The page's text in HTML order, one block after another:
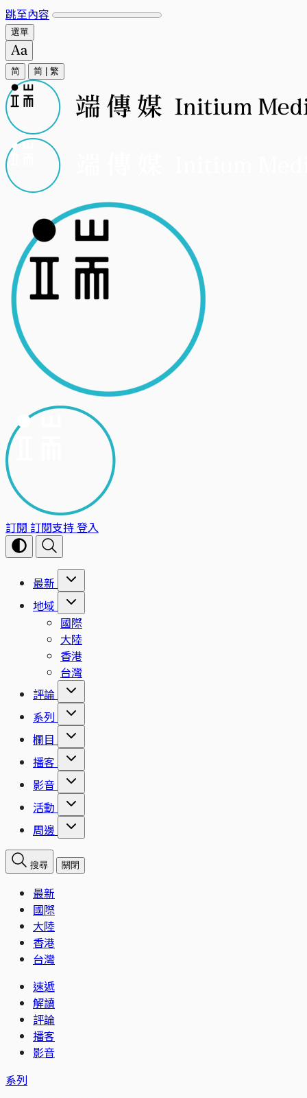
跳至內容
選單
简 简 繁
訂閱 訂閱支持登入
最新
地域
國際
大陸
香港
台灣
評論
系列
欄目
播客
影音
活動
周邊
搜尋 關閉
最新
國際
大陸
香港
台灣
速遞
解讀
評論
播客
影音
系列